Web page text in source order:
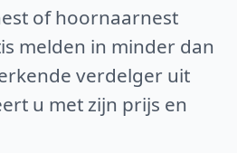
of hoornaarnest
melden in minder dan
verdelger uit
u met zijn prijs en